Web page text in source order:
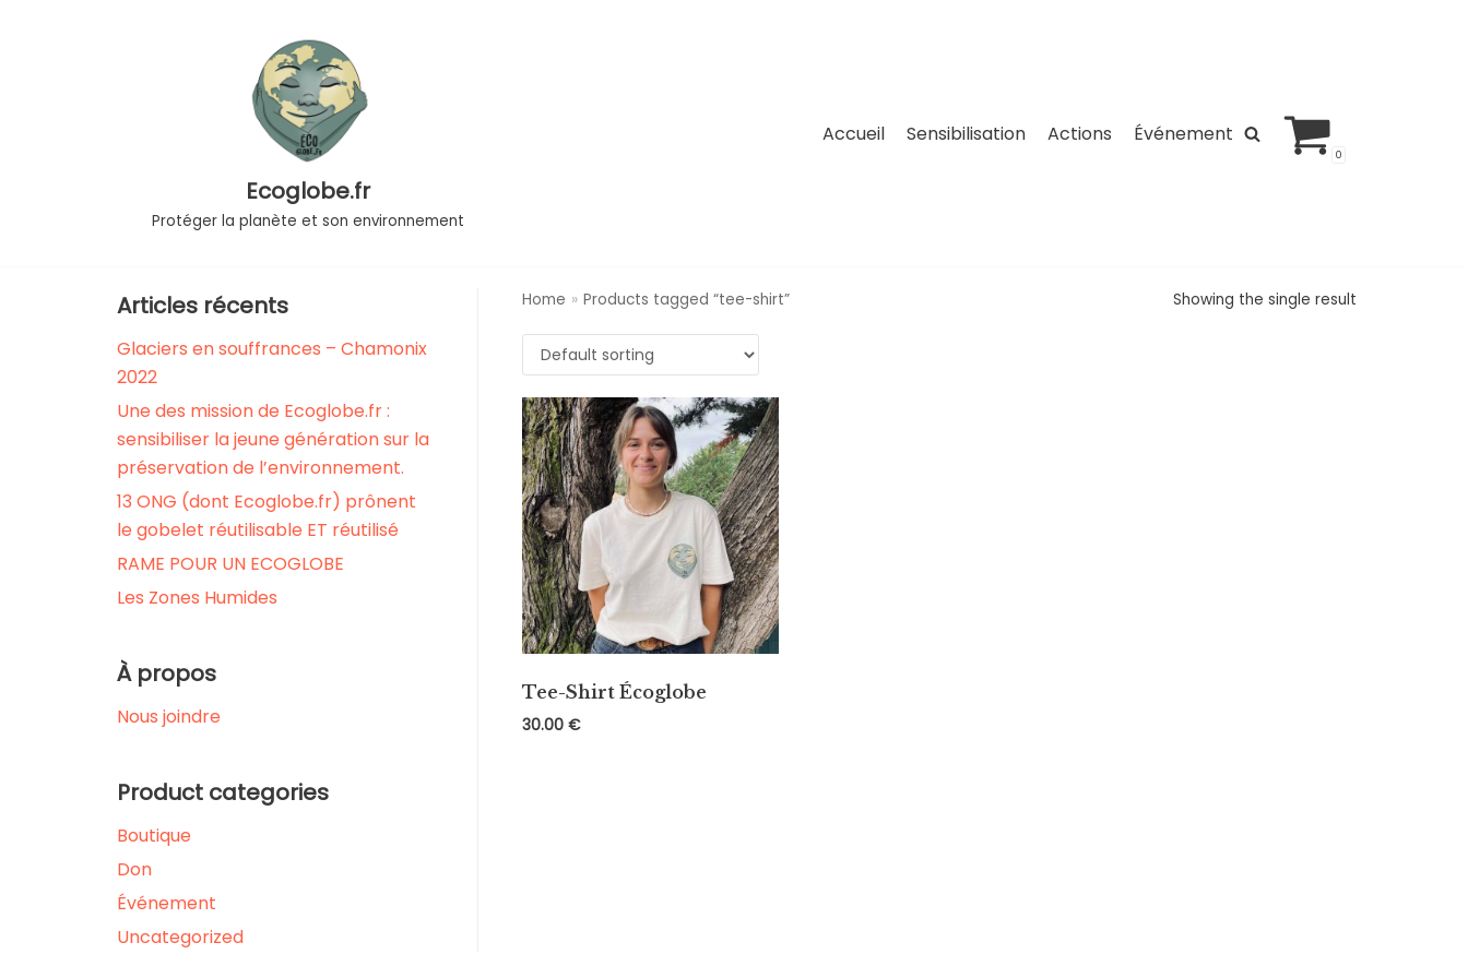
Ecoglobe.fr
Protéger la planète et son environnement
Accueil Sensibilisation Actions Événement
0
Articles récents
Glaciers en souffrances – Chamonix
2022
Une des mission de Ecoglobe.fr :
sensibiliser la jeune génération sur la
préservation de l’environnement.
13 ONG (dont Ecoglobe.fr) prônent
le gobelet réutilisable ET réutilisé
RAME POUR UN ECOGLOBE
Les Zones Humides
À propos
Nous joindre
Product categories
Boutique
Don
Événement
Uncategorized
Home » Products tagged “tee-shirt” Showing the single result
Tee-Shirt Écoglobe
30.00 €